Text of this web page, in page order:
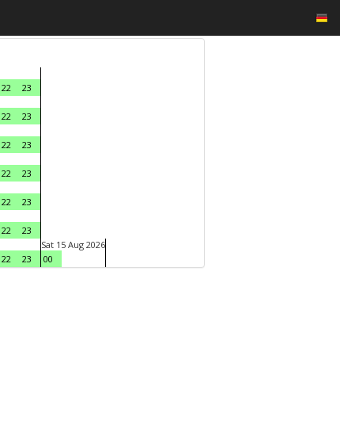
22
23
22
23
22
23
22
23
22
23
22
23
22 23
Sat 15 Aug 2026
00